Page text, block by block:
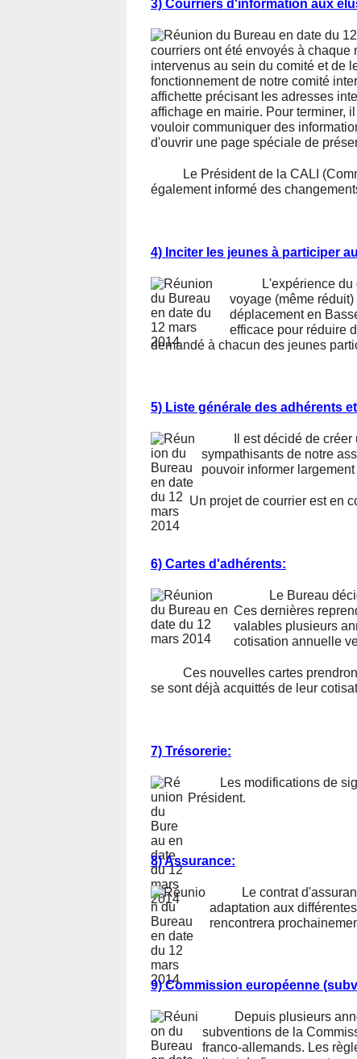
3) Courriers d'information aux
courriers ont été envoyés à
intervenus au sein du comité et de
fonctionnement de notre comité
affichette précisant les adresses
affichage en mairie. Pour terminer,
vouloir communiquer des
d'ouvrir une page spéciale de
Le Président de la CALI
également informé des
4) Inciter les jeunes à participer
L'expérience
voyage (même
déplacement en
efficace pour réduire
demandé à chacun des jeunes
5) Liste générale des adhérents
Il est décidé de
sympathisants de notre
pouvoir informer
Un projet de courrier est en
6) Cartes d'adhérents:
Le Bureau
Ces dernières
valables plusieurs
cotisation annuelle
Ces nouvelles cartes prendront
se sont déjà acquittés de leur
7) Trésorerie:
Les modifications de
Président.
8) Assurance:
Le contrat
adaptation aux
rencontrera
9) Commission européenne
Depuis plusieurs
subventions de la
franco-allemands. Les